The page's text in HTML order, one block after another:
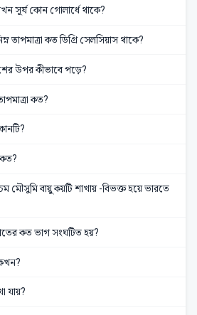
সূর্য কোন গোলার্ধে থাকে?
তাপমাত্রা কত ডিগ্রি সেলসিয়াস থাকে?
উপর কীভাবে পড়ে?
কত?
কত?
মৌসুমি বায়ু কয়টি শাখায় -বিভক্ত হয়ে ভারতে
কত ভাগ সংঘটিত হয়?
যায়?